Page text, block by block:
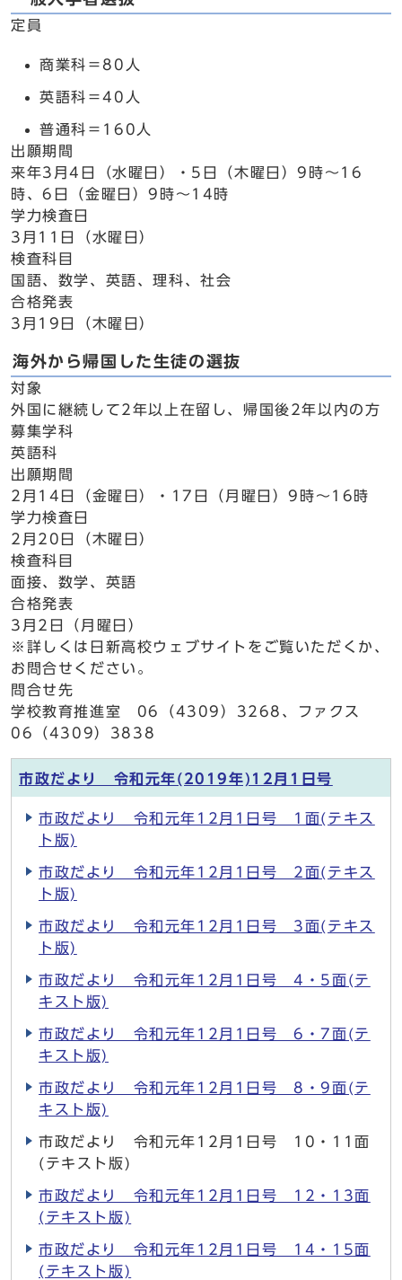
定員
商業科＝80人
英語科＝40人
普通科＝160人
出願期間
来年3月4日（水曜日）・5日（木曜日）9時～16
時、6日（金曜日）9時～14時
学力検査日
3月11日（水曜日）
検査科目
国語、数学、英語、理科、社会
合格発表
3月19日（木曜日）
海外から帰国した生徒の選抜
対象
外国に継続して2年以上在留し、帰国後2年以内の方
募集学科
英語科
出願期間
2月14日（金曜日）・17日（月曜日）9時～16時
学力検査日
2月20日（木曜日）
検査科目
面接、数学、英語
合格発表
3月2日（月曜日）
※詳しくは日新高校ウェブサイトをご覧いただくか、
お問合せください。
問合せ先
学校教育推進室 06（4309）3268、ファクス
06（4309）3838
市政だより 令和元年(2019年)12月1日号
市政だより 令和元年12月1日号 1面(テキス
ト版)
市政だより 令和元年12月1日号 2面(テキス
ト版)
市政だより 令和元年12月1日号 3面(テキス
ト版)
市政だより 令和元年12月1日号 4・5面(テ
キスト版)
市政だより 令和元年12月1日号 6・7面(テ
キスト版)
市政だより 令和元年12月1日号 8・9面(テ
キスト版)
市政だより 令和元年12月1日号 10・11面
(テキスト版)
市政だより 令和元年12月1日号 12・13面
(テキスト版)
市政だより 令和元年12月1日号 14・15面
(テキスト版)